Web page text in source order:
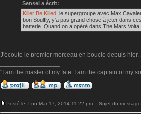
Sensei a écrit:
Killer Be Killed , le supergroupe avec Max
bon Soulfly, y'a pas grand chose à jeter dans
batterie. Quand on a opéré dans The Mars
J'écoute le premier morceau en boucle depuis
"I am the master of my fate. I am the captain of my
Posté le: Lun Mar 17, 2014 11:22 pm Sujet du